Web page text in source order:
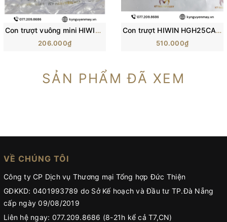
Con trượt vuông mini HIWIN MGN-C | Block trượt MGN5C, MGN7C, MGN12C
206.000₫
Con trượt HIWIN HGH25CA/ H25C/ HG25 (84x48x40mm)
510.000₫
SẢN PHẨM ĐÃ XEM
VỀ CHÚNG TÔI
Công ty CP Dịch vụ Thương mại Tổng hợp Đức Thiện
GĐKKD: 0401993789 do Sở Kế hoạch và Đầu tư TP.Đà Nẵng
cấp ngày 09/08/2019
Liên hệ ngay: 077.209.8686 (8-21h kể cả T7,CN)